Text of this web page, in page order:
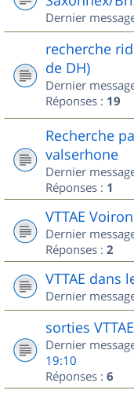
Dernier
recherche
de DH)
Dernier
Réponses : 19
Recherche
valserhone
Dernier
Réponses : 1
VTTAE
Dernier
Réponses : 2
VTTAE dans
Dernier
sorties
Dernier
19:10
Réponses : 6